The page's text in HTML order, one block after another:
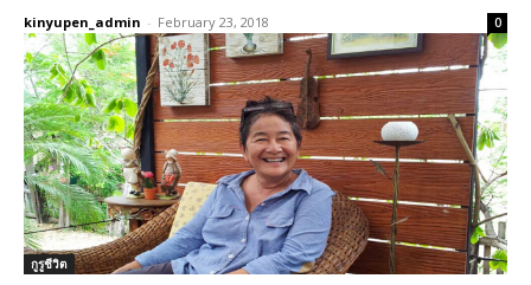
kinyupen_admin - February 23, 2018 0
กูรูชีวิต